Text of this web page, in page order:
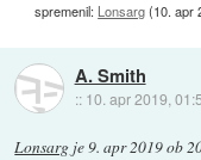
spremenil: Lonsarg(10. apr
A. Smith
:: 10. apr 2019,
Lonsarg je9. apr 2019 ob